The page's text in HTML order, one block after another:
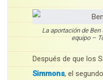
La aportación de
equipo –
Después de que los
Simmons, el